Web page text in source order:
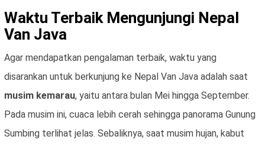
Waktu Terbaik Mengunjungi Nepal
Van Java
Agar mendapatkan pengalaman terbaik, waktu yang
disarankan untuk berkunjung ke Nepal Van Java adalah saat
musim kemarau, yaitu antara bulan Mei hingga September.
Pada musim ini, cuaca lebih cerah sehingga panorama Gunung
Sumbing terlihat jelas. Sebaliknya, saat musim hujan, kabut